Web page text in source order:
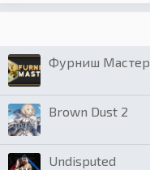
Фурниш Мастер
Brown Dust 2
Undisputed